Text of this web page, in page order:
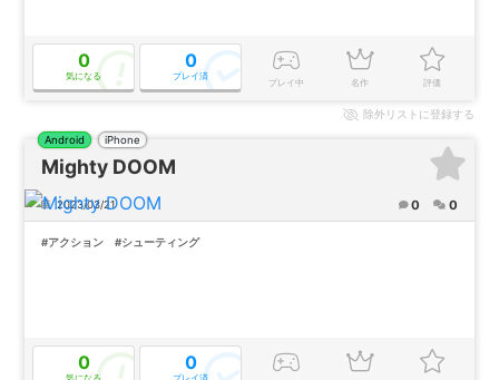
0
気になる
0
プレイ済
プレイ中 名作 評価
除外リストに登録する
Mighty DOOM
Android iPhone
2023/03/21 0 0
#アクション #シューティング
0
気になる
0
プレイ済